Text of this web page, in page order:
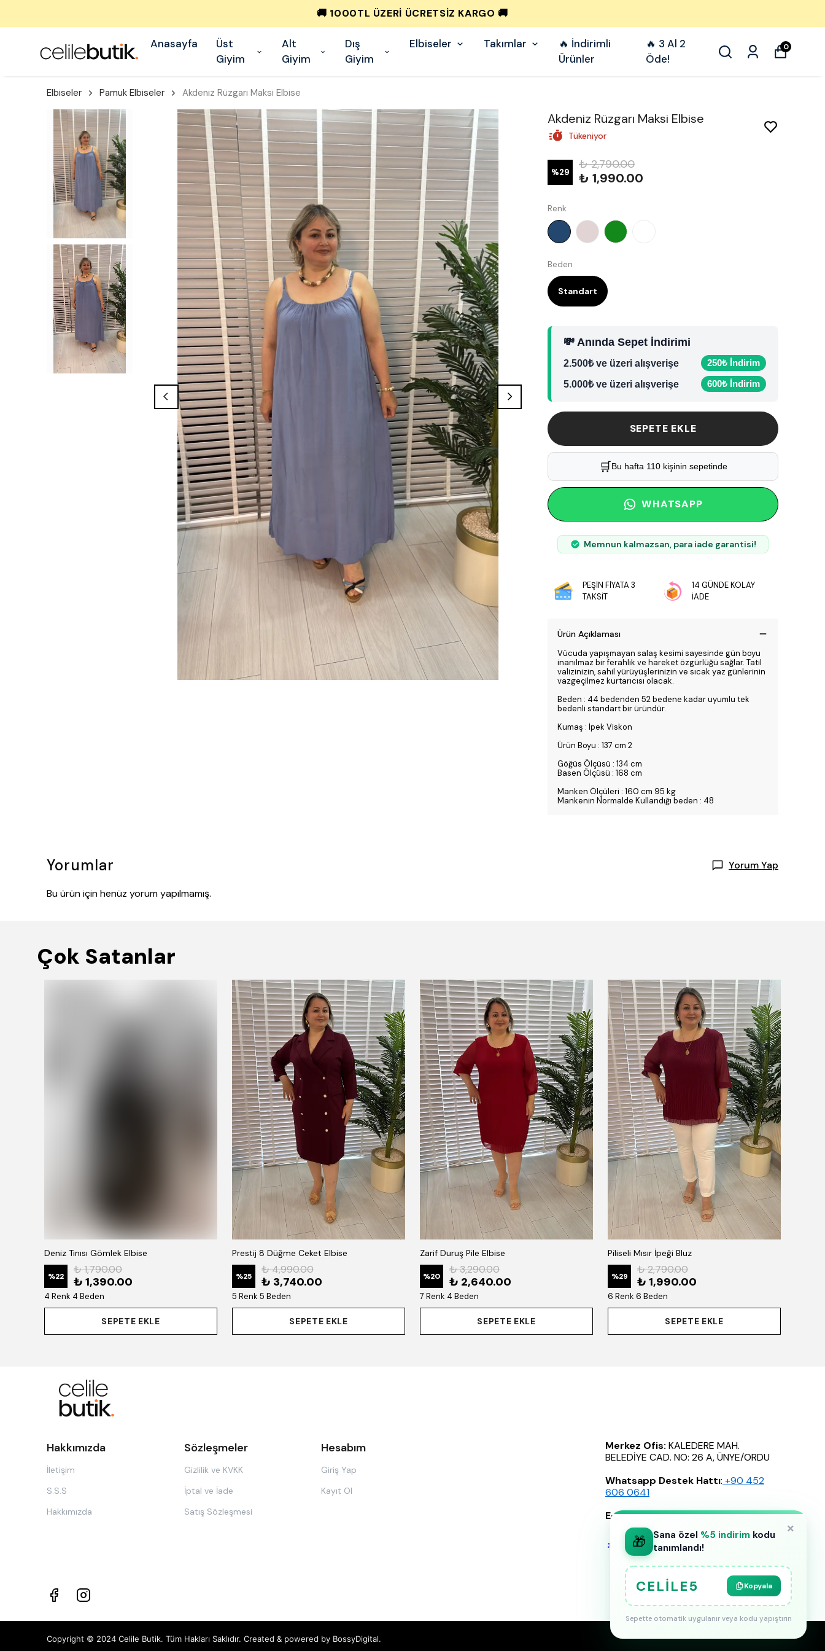
💰 PEŞIN FIYATINA 3 TAKSIT! 💰
Anasayfa
Üst
Giyim
Alt
Giyim
Dış
Giyim
Elbiseler Takımlar
🔥 İndirimli
Ürünler
🔥 3 Al 2
Öde!
0
Elbiseler Pamuk Elbiseler Akdeniz Rüzgarı Maksi Elbise
Akdeniz Rüzgarı Maksi Elbise
Tükeniyor
%29
₺ 2,790.00
₺ 1,990.00
Renk
Beden
Standart
💸 Anında Sepet İndirimi
2.500₺ ve üzeri alışverişe 250₺ İndirim
5.000₺ ve üzeri alışverişe 600₺ İndirim
SEPETE EKLE
⭐Son 3 günde 20 adet satıldı
WHATSAPP
Memnun kalmazsan, para iade garantisi!
PEŞİN FİYATA 3
TAKSİT
14 GÜNDE KOLAY
İADE
Ürün Açıklaması
Vücuda yapışmayan salaş kesimi sayesinde gün boyu
inanılmaz bir ferahlık ve hareket özgürlüğü sağlar. Tatil
valizinizin, sahil yürüyüşlerinizin ve sıcak yaz günlerinin
vazgeçilmez kurtarıcısı olacak.
Beden : 44 bedenden 52 bedene kadar uyumlu tek
bedenli standart bir üründür.
Kumaş : İpek Viskon
Ürün Boyu : 137 cm 2
Göğüs Ölçüsü : 134 cm
Basen Ölçüsü : 168 cm
Manken Ölçüleri : 160 cm 95 kg
Mankenin Normalde Kullandığı beden : 48
Yorumlar Yorum Yap
Bu ürün için henüz yorum yapılmamış.
Çok Satanlar
Deniz Tınısı Gömlek Elbise
%22
₺ 1,790.00
₺ 1,390.00
4 Renk 4 Beden
SEPETE EKLE
Prestij 8 Düğme Ceket Elbise
%25
₺ 4,990.00
₺ 3,740.00
5 Renk 5 Beden
SEPETE EKLE
Zarif Duruş Pile Elbise
%20
₺ 3,290.00
₺ 2,640.00
7 Renk 4 Beden
SEPETE EKLE
Piliseli Mısır İpeği Bluz
%29
₺ 2,790.00
₺ 1,990.00
6 Renk 6 Beden
SEPETE EKLE
Hakkımızda
İletişim
S.S.S
Hakkımızda
Sözleşmeler
Gizlilik ve KVKK
İptal ve İade
Satış Sözleşmesi
Hesabım
Giriş Yap
Kayıt Ol
Merkez Ofis: KALEDERE MAH.
BELEDİYE CAD. NO: 26 A, ÜNYE/ORDU
Whatsapp Destek Hattı: ‪+90 452
606 0641
E-Posta:info@celilebutik.com
Copyright © 2024 Celile Butik. Tüm Hakları Saklıdır. Created & powered by BossyDigital.
×
🎁 Sana özel %5 indirim kodu
tanımlandı!
CELILE5 Kopyala
Sepette otomatik uygulanır veya kodu yapıştırın